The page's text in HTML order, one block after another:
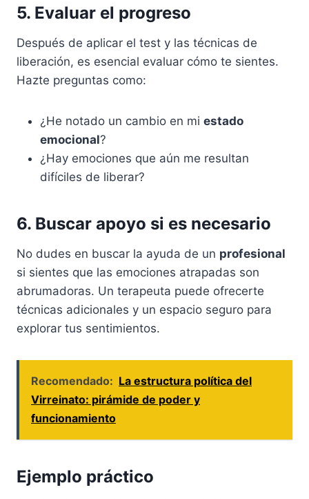
5. Evaluar el progreso
Después de aplicar el test y las técnicas de
liberación, es esencial evaluar cómo te sientes.
Hazte preguntas como:
¿He notado un cambio en mi estado
emocional?
¿Hay emociones que aún me resultan
difíciles de liberar?
6. Buscar apoyo si es necesario
No dudes en buscar la ayuda de un profesional
si sientes que las emociones atrapadas son
abrumadoras. Un terapeuta puede ofrecerte
técnicas adicionales y un espacio seguro para
explorar tus sentimientos.
Recomendado: La estructura política del
Virreinato: pirámide de poder y
funcionamiento
Ejemplo práctico